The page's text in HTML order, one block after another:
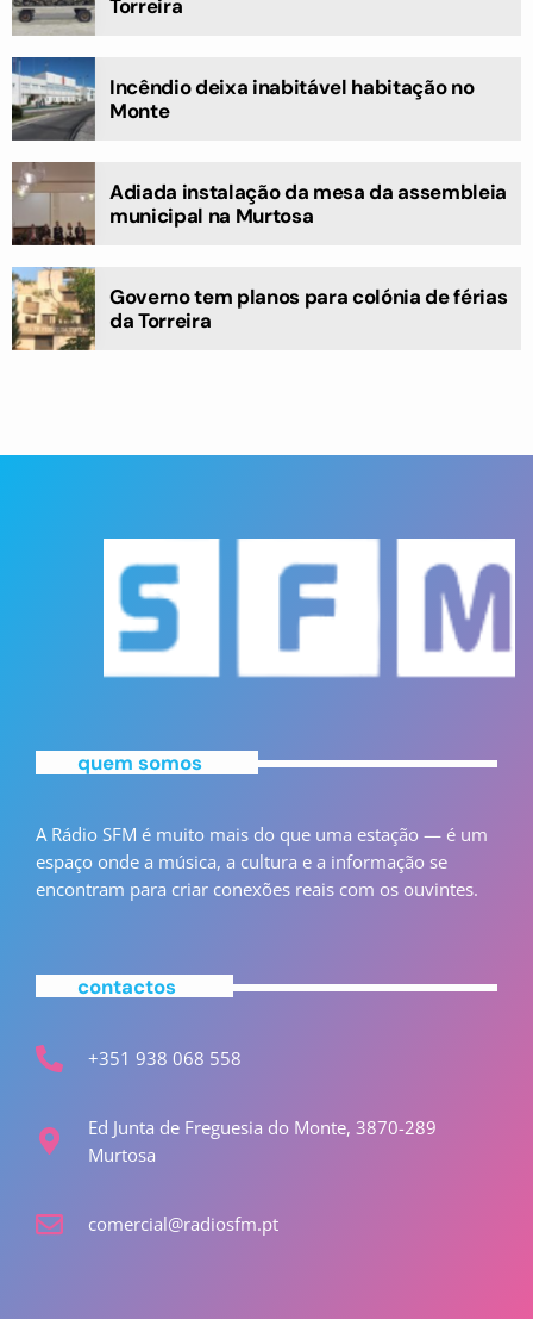
Torreira
Incêndio deixa inabitável habitação no
Monte
Adiada instalação da mesa da assembleia
municipal na Murtosa
Governo tem planos para colónia de férias
da Torreira
quem somos
A Rádio SFM é muito mais do que uma estação — é um
espaço onde a música, a cultura e a informação se
encontram para criar conexões reais com os ouvintes.
contactos
+351 938 068 558
Ed Junta de Freguesia do Monte, 3870-289
Murtosa
comercial@radiosfm.pt